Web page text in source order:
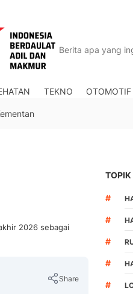
TEKNO OTOMOTIF
2026 sebagai
Share
TOPIK
#
#
#
#
#